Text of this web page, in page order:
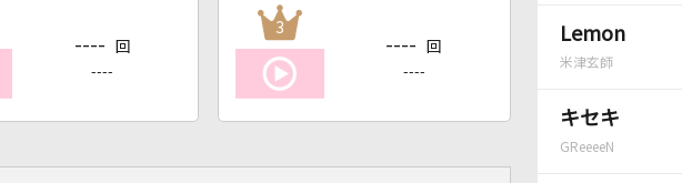
Lemon
米津玄師
キセキ
GReeeeN
---- 回
----
3
---- 回
----